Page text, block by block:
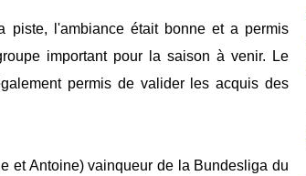
piste, l'ambiance était bonne et a permis
important pour la saison à venir. Le
permis de valider les acquis des
et Antoine) vainqueur de la Bundesliga du